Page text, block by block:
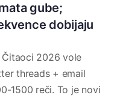
gube;
dobijaju
2026 vole
threads + email
1500 reči. To je novi